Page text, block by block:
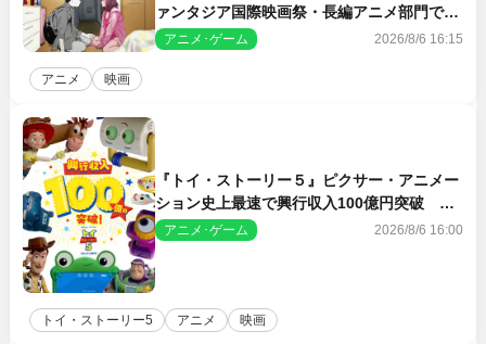
ァンタジア国際映画祭・長編アニメ部門で観
客賞・金賞受賞！
アニメ･ゲーム 2026/8/6 16:15
アニメ 映画
『トイ・ストーリー５』ピクサー・アニメー
ション史上最速で興行収入100億円突破 シ
リーズNo.1興収が目前
アニメ･ゲーム 2026/8/6 16:00
トイ・ストーリー5 アニメ 映画